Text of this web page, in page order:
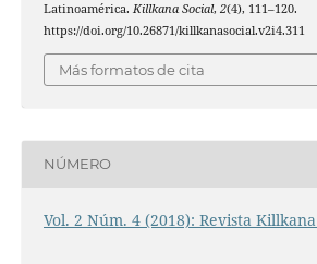
Latinoamérica. Killkana Social, 2(4), 111–120.
https://doi.org/10.26871/killkanasocial.v2i4.311
Más formatos de cita
NÚMERO
Vol. 2 Núm. 4 (2018): Revista